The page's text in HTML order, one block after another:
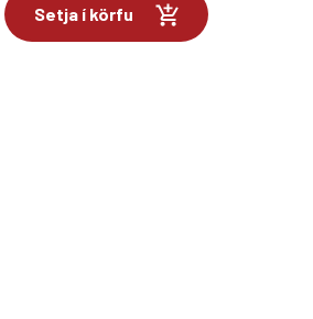
Setja í körfu